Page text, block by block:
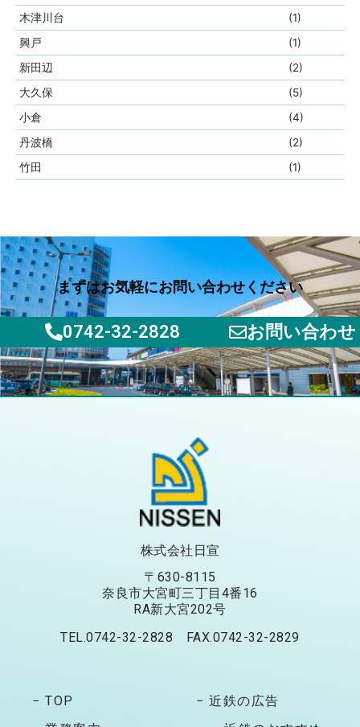
木津川台
(1)
興戸
(1)
新田辺
(2)
大久保
(5)
小倉
(4)
丹波橋
(2)
竹田
(1)
まずはお気軽にお問い合わせください
0742-32-2828 お問い合わせ
株式会社日宣
〒630-8115
奈良市大宮町三丁目4番16
RA新大宮202号
TEL.0742-32-2828 FAX.0742-32-2829
− TOP
− 近鉄の広告